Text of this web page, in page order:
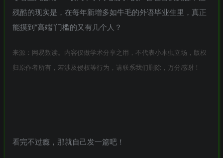
残酷的现实是，在每年新增多如牛毛的外语毕业生里，真正
能摸到“高端”门槛的又有几个人？
来源：网易数读。内容仅做学术分享之用，不代表小木虫立场，版权
归原作者所有，若涉及侵权等行为，请联系我们删除，万分感谢！
看完不过瘾，那就自己发一篇吧！